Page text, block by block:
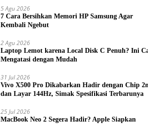
5 Agu 2026
7 Cara Bersihkan Memori HP Samsung Agar
Kembali Ngebut
2 Agu 2026
Laptop Lemot karena Local Disk C Penuh? Ini
Mengatasi dengan Mudah
31 Jul 2026
Vivo X500 Pro Dikabarkan Hadir dengan Chip
dan Layar 144Hz, Simak Spesifikasi Terbarunya
25 Jul 2026
MacBook Neo 2 Segera Hadir? Apple Siapkan